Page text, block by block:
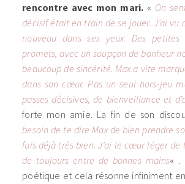
rencontre avec mon mari. « On
décisif était en train de se jouer. J’ai vu
nouveau dans ses yeux. Des
promets, avec un soupçon de bonheur
beaucoup de sincérité. Max a vite
dans son cœur. Pas un seul hors-jeu
passes décisives, de bienveillance et
forte mon amie. La fin de son
besoin de te dire Max de bien prendre
fais déjà très bien. J’ai le cœur léger de
de toujours entre de bonnes mains« .
poétique et cela résonne infiniment en